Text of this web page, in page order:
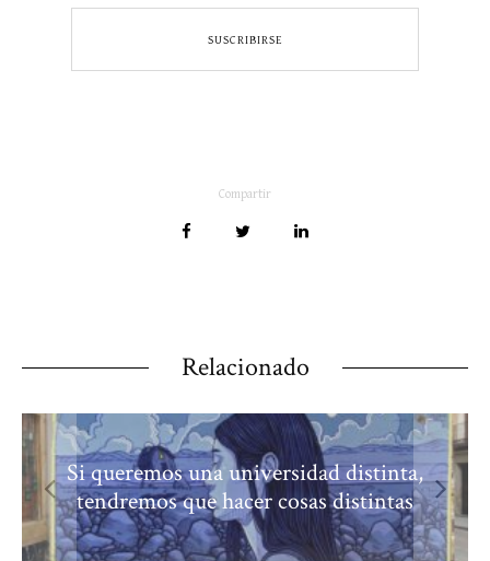
Compartir
Relacionado
Si queremos una universidad distinta,
tendremos que hacer cosas distintas